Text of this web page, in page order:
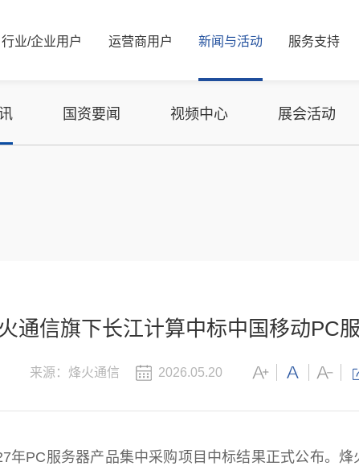
行业/企业用 户
金融
政务
运营商用 户 新闻 与活动
新闻资讯 国资要闻 视频中心 展会活动
服务支持
服务解决方案 服务体系 服务网络
公司简介 管理层信息 信息公开 可持续
核心价值观
国资要闻 视频中心 展会活动
通信旗下长江计算中标中国移动PC
来源：烽火通信 2026.05.20
服务器产品集中采购项目中标结果正式公布。烽